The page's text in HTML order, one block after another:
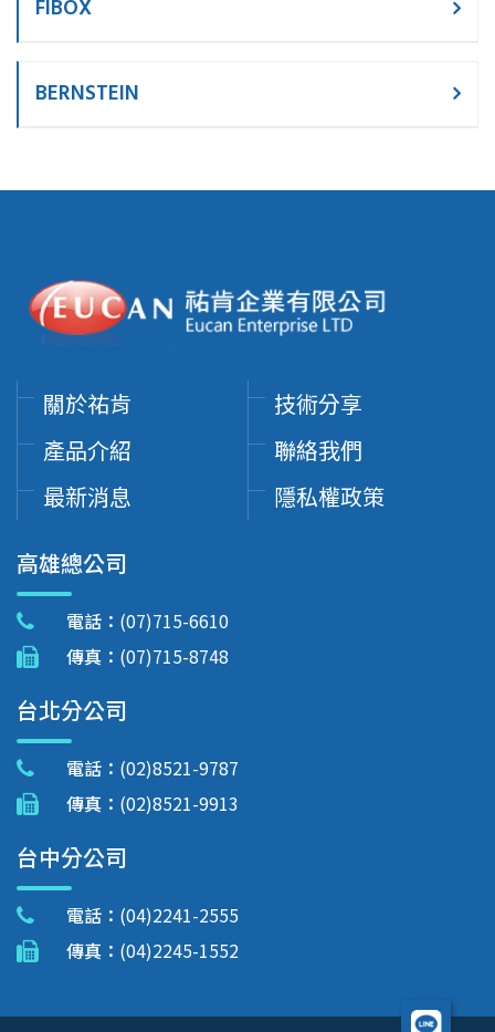
FIBOX
BERNSTEIN
關於祐肯
產品介紹
最新消息
技術分享
聯絡我們
隱私權政策
高雄總公司
電話： (07)715-6610
傳真： (07)715-8748
台北分公司
電話： (02)8521-9787
傳真： (02)8521-9913
台中分公司
電話： (04)2241-2555
傳真： (04)2245-1552